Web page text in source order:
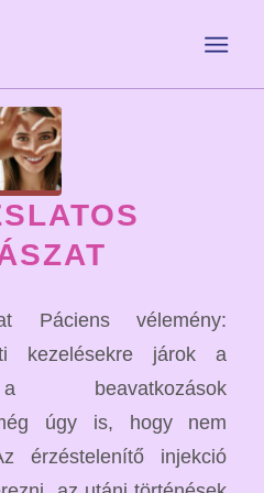
Páciens vélemény:
kezelésekre járok a
beavatkozások
úgy is, hogy nem
érzéstelenítő injekció